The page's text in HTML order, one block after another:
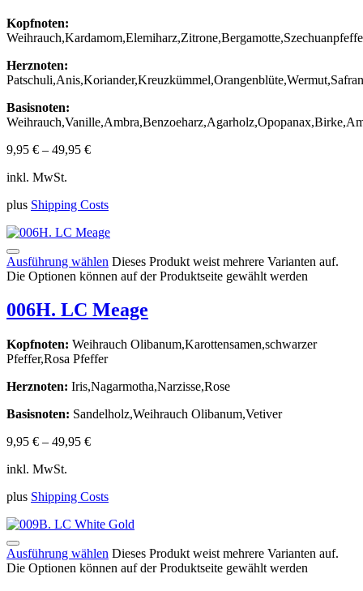
Kopfnoten:
Herznoten:
Basisnoten:
9,95 € – 49,95 €
inkl. MwSt.
plus Shipping Costs
Ausführung wählen Dieses Produkt weist mehrere Varianten auf.
Die Optionen können auf der Produktseite gewählt werden
006H. LC Meage
Kopfnoten: Weihrauch Olibanum,Karottensamen,schwarzer
Pfeffer,Rosa Pfeffer
Herznoten: Iris,Nagarmotha,Narzisse,Rose
Basisnoten: Sandelholz,Weihrauch Olibanum,Vetiver
9,95 € – 49,95 €
inkl. MwSt.
plus Shipping Costs
Ausführung wählen Dieses Produkt weist mehrere Varianten auf.
Die Optionen können auf der Produktseite gewählt werden